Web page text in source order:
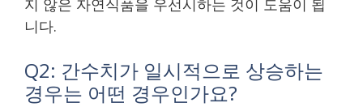
지 않은 자연식품을 우선시하는 것이 도움이 됩
니다.
Q2: 간수치가 일시적으로 상승하는
경우는 어떤 경우인가요?